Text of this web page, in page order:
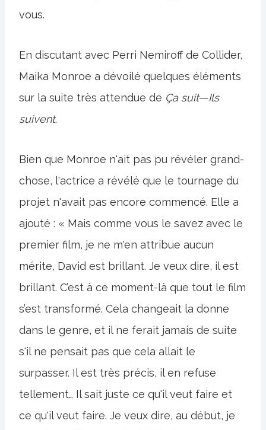
vous.
En discutant avec Perri Nemiroff de Collider,
Maika Monroe a dévoilé quelques éléments
sur la suite très attendue de Ça suit—Ils
suivent.
Bien que Monroe n'ait pas pu révéler grand-
chose, l'actrice a révélé que le tournage du
projet n'avait pas encore commencé. Elle a
ajouté : « Mais comme vous le savez avec le
premier film, je ne m'en attribue aucun
mérite, David est brillant. Je veux dire, il est
brillant. C’est à ce moment-là que tout le film
s’est transformé. Cela changeait la donne
dans le genre, et il ne ferait jamais de suite
s'il ne pensait pas que cela allait le
surpasser. Il est très précis, il en refuse
tellement… Il sait juste ce qu'il veut faire et
ce qu'il veut faire. Je veux dire, au début, je